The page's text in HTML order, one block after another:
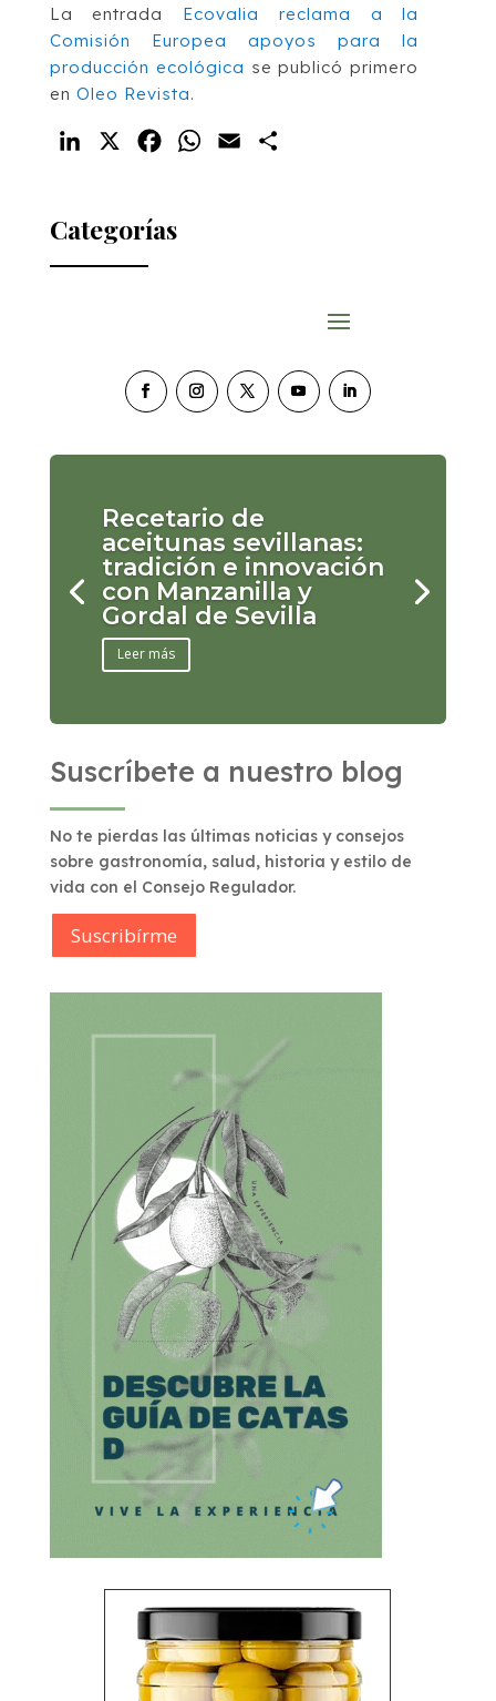
La entrada Ecovalia reclama a la
Comisión Europea apoyos para la
producción ecológica se publicó primero
en Oleo Revista.
LinkedIn FacebookWhatsApp
Email
Categorías
Recetario de
aceitunas sevillanas:
tradición e innovación
con Manzanilla y
Gordal de Sevilla
Leer más
Suscríbete a nuestro blog
No te pierdas las últimas noticias y consejos
sobre gastronomía, salud, historia y estilo de
vida con el Consejo Regulador.
Suscribírme